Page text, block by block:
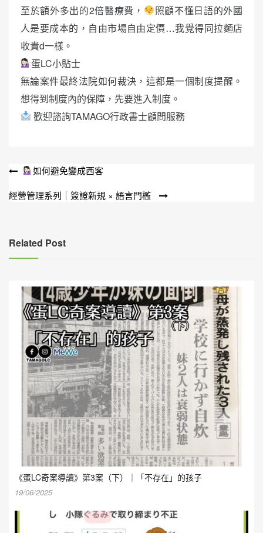
至於額外多出的2倍醫療費，
照顧不懂日語的外國
人是要成本的，自由市場自由定價…我覺得同拉麵店
收貴d一樣。
蛋LC小貼士
無論案件最終法院如何裁決，這都是一個制度提醒。
想得到制度內的保障，先要進入制度。
歡迎諮詢TAMAGO行政書士顧問服務
文
章
如何避免變成西客
經營管理系列｜簽證新規 × 語言門檻
Related Post
《蛋LC奇案導讀》第3案（下）｜「不存在」的孩子
19/06/2025